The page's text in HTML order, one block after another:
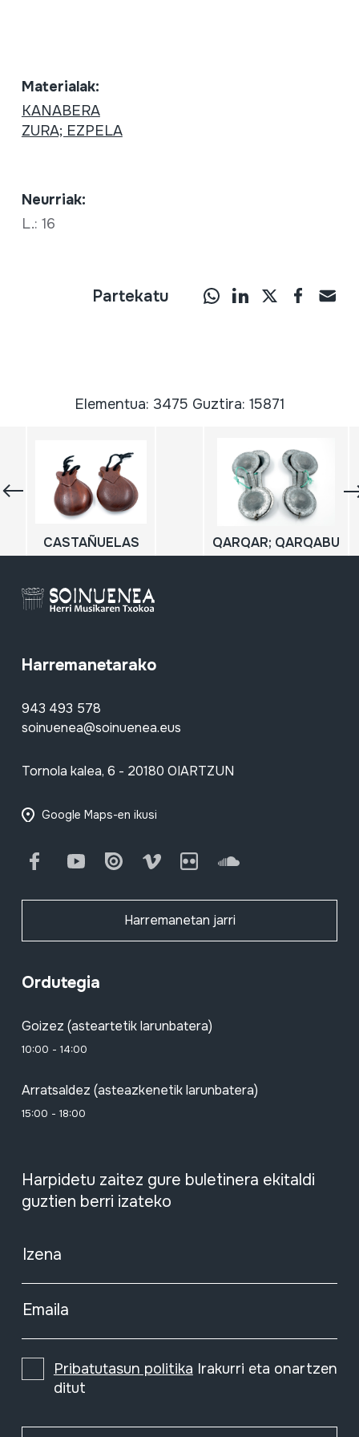
Materialak:
KANABERA
ZURA; EZPELA
Neurriak:
L.: 16
Partekatu
Elementua: 3475 Guztira: 15871
CASTAÑUELAS QARQAR; QARQABU
Harremanetarako
943 493 578
soinuenea@soinuenea.eus
Tornola kalea, 6 - 20180 OIARTZUN
Google Maps-en ikusi
FacebookYoutube Issuu Vimeo Flickr SoundCloud
Harremanetan jarri
Ordutegia
Goizez (asteartetik larunbatera)
10:00 - 14:00
Arratsaldez (asteazkenetik larunbatera)
15:00 - 18:00
Harpidetu zaitez gure buletinera ekitaldi
guztien berri izateko
Izena
Emaila
Pribatutasun politika Irakurri eta onartzen
ditut